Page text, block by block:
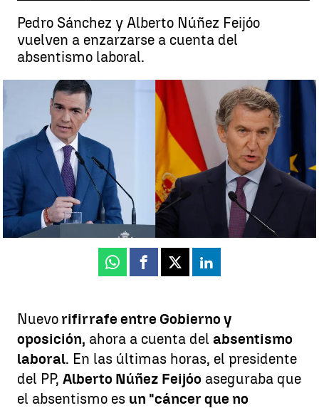
Pedro Sánchez y Alberto Núñez Feijóo
vuelven a enzarzarse a cuenta del
absentismo laboral.
Feijóo califica de "cáncer" el absentismo laboral y cuestiona que
una persona de baja cobre lo mismo, así le responde Sánchez |
Miriam Vázquez
Publicado:08 de julio de 2026, 08:25
Whatsapp
Facebook
X Linkedin
Nuevorifirrafe entre Gobierno y
oposición, ahora a cuenta del absentismo
laboral. En las últimas horas, el presidente
del PP, Alberto Núñez Feijóo aseguraba que
el absentismo es un "cáncer que no